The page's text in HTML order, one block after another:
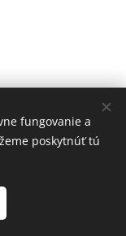
fungovanie a
poskytnúť tú